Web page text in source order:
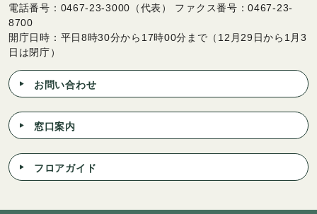
電話番号：0467-23-3000（代表） ファクス番号：0467-23-
8700
開庁日時：平日8時30分から17時00分まで（12月29日から1月3
日は閉庁）
お問い合わせ
窓口案内
フロアガイド